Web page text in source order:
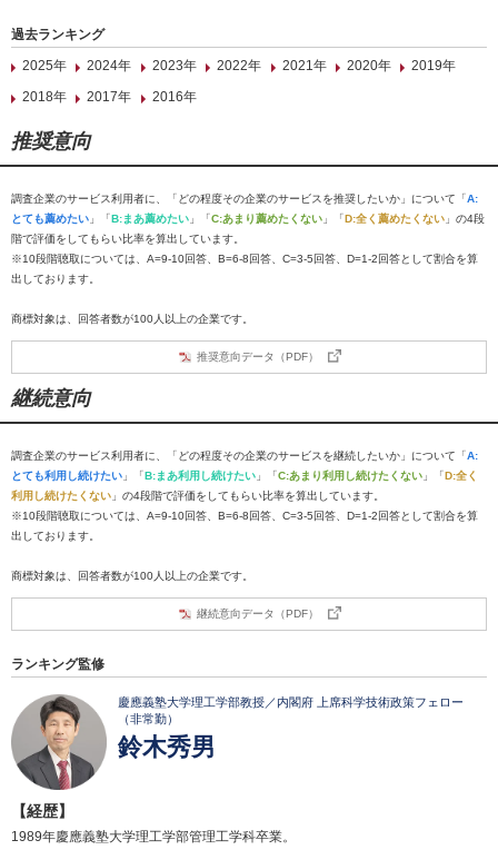
過去ランキング
2025年
2024年 2023年 2022年 2021年 2020年
2019年
2018年
2017年 2016年
推奨意向
調査企業のサービス利用者に、「どの程度その企業のサービスを推奨したいか」について「A:
とても薦めたい 」「B:まあ薦めたい 」「C:あまり薦めたくない 」「D:全く薦めたくない 」の4段
階で評価をしてもらい比率を算出しています。
※10段階聴取については、A=9-10回答、B=6-8回答、C=3-5回答、D=1-2回答として割合を算
出しております。
商標対象は、回答者数が100人以上の企業です。
推奨意向データ（PDF）
継続意向
調査企業のサービス利用者に、「どの程度その企業のサービスを継続したいか」について「A:
とても利用し続けたい 」「B:まあ利用し続けたい 」「C:あまり利用し続けたくない 」「D:全く
利用し続けたくない 」の4段階で評価をしてもらい比率を算出しています。
※10段階聴取については、A=9-10回答、B=6-8回答、C=3-5回答、D=1-2回答として割合を算
出しております。
商標対象は、回答者数が100人以上の企業です。
継続意向データ（PDF）
ランキング監修
慶應義塾大学理工学部教授／内閣府 上席科学技術政策フェロー
（非常勤）
鈴木秀男
【経歴】
1989年慶應義塾大学理工学部管理工学科卒業。